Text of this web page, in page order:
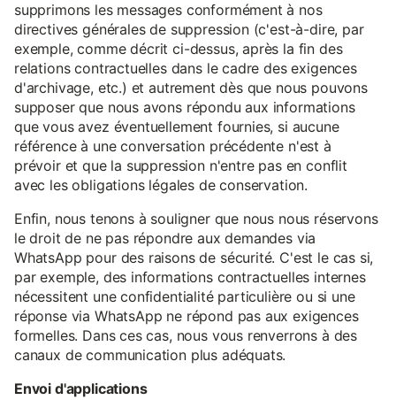
supprimons les messages conformément à nos
directives générales de suppression (c'est-à-dire, par
exemple, comme décrit ci-dessus, après la fin des
relations contractuelles dans le cadre des exigences
d'archivage, etc.) et autrement dès que nous pouvons
supposer que nous avons répondu aux informations
que vous avez éventuellement fournies, si aucune
référence à une conversation précédente n'est à
prévoir et que la suppression n'entre pas en conflit
avec les obligations légales de conservation.
Enfin, nous tenons à souligner que nous nous réservons
le droit de ne pas répondre aux demandes via
WhatsApp pour des raisons de sécurité. C'est le cas si,
par exemple, des informations contractuelles internes
nécessitent une confidentialité particulière ou si une
réponse via WhatsApp ne répond pas aux exigences
formelles. Dans ces cas, nous vous renverrons à des
canaux de communication plus adéquats.
Envoi d'applications